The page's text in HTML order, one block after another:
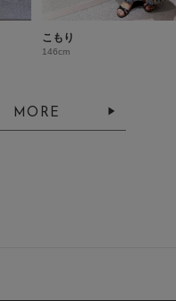
こもり
146cm
MORE